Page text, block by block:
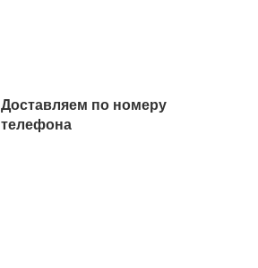
Доставляем по номеру
телефона